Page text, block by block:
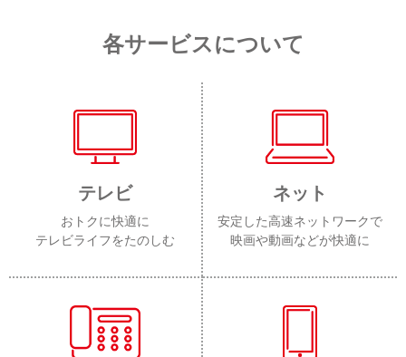
各サービスについて
テレビ
おトクに快適に
テレビライフをたのしむ
ネット
安定した高速ネットワークで
映画や動画などが快適に